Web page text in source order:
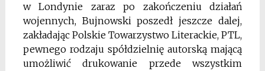
wLondynie zaraz po zakończeniu działań
wojennych, Bujnowski poszedł jeszcze dalej,
zakładając Polskie Towarzystwo Literackie, PTL,
pewnego rodzaju spółdzielnię autorską mającą
umożliwić drukowanie przede wszystkim